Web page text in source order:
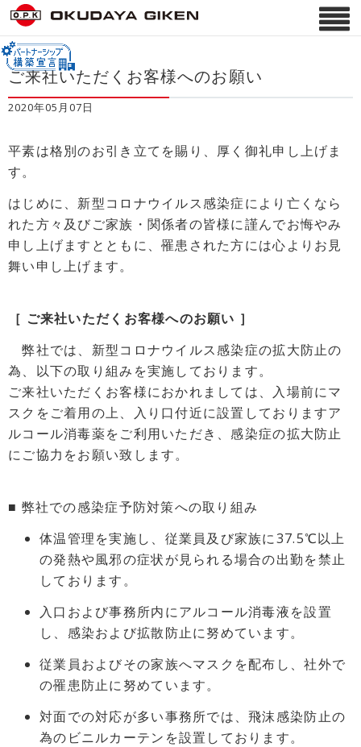
ご来社いただくお客様へのお願い
2020年05月07日
平素は格別のお引き立てを賜り、厚く御礼申し上げま
す。
はじめに、新型コロナウイルス感染症により亡くなら
れた方々及びご家族・関係者の皆様に謹んでお悔やみ
申し上げますとともに、罹患された方には心よりお見
舞い申し上げます。
［ ご来社いただくお客様へのお願い ］
弊社では、新型コロナウイルス感染症の拡大防止の
為、以下の取り組みを実施しております。
ご来社いただくお客様におかれましては、入場前にマ
スクをご着用の上、入り口付近に設置しておりますア
ルコール消毒薬をご利用いただき、感染症の拡大防止
にご協力をお願い致します。
■ 弊社での感染症予防対策への取り組み
体温管理を実施し、従業員及び家族に37.5℃以上
の発熱や風邪の症状が見られる場合の出勤を禁止
しております。
入口および事務所内にアルコール消毒液を設置
し、感染および拡散防止に努めています。
従業員およびその家族へマスクを配布し、社外で
の罹患防止に努めています。
対面での対応が多い事務所では、飛沫感染防止の
為のビニルカーテンを設置しております。